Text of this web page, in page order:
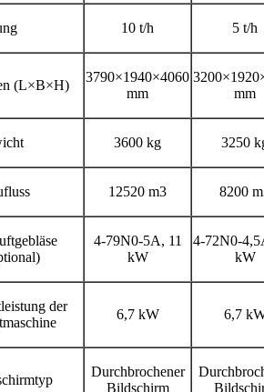
10 t/h 5 t/h
(L×B×H)
3790×1940×4060
mm
mm
3600 kg 3250
12520 m3 8200
4-79N0-5A, 11
kW
4-72N0-
kW
der
6,7 kW 6,7
Durchbrochener
Bildschirm